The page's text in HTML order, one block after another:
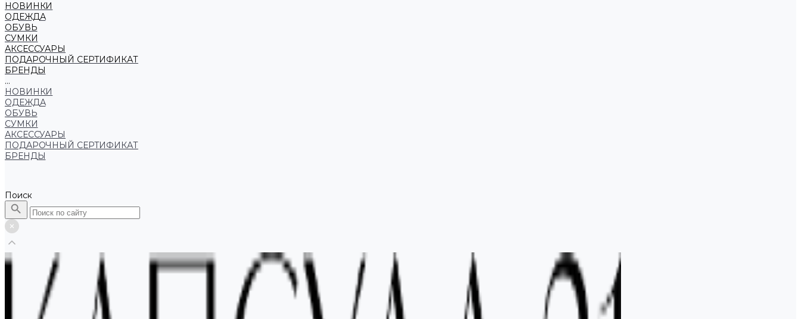
НОВИНКИ
ОДЕЖДА
ОБУВЬ
СУМКИ
АКСЕССУАРЫ
ПОДАРОЧНЫЙ СЕРТИФИКАТ
БРЕНДЫ
...
НОВИНКИ
ОДЕЖДА
ОБУВЬ
СУМКИ
АКСЕССУАРЫ
ПОДАРОЧНЫЙ СЕРТИФИКАТ
БРЕНДЫ
Поиск